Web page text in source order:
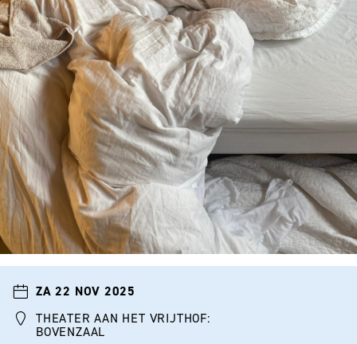
ZA 22 NOV 2025
THEATER AAN HET VRIJTHOF:
BOVENZAAL